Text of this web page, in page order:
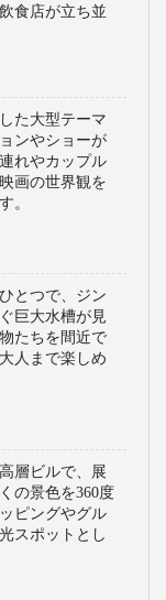
食店が立ち並
た大型テーマ
ンやショーが
れやカップル
画の世界観を
。
とつで、ジン
巨大水槽が見
たちを間近で
人まで楽しめ
層ビルで、展
の景色を360度
ピングやグル
スポットとし